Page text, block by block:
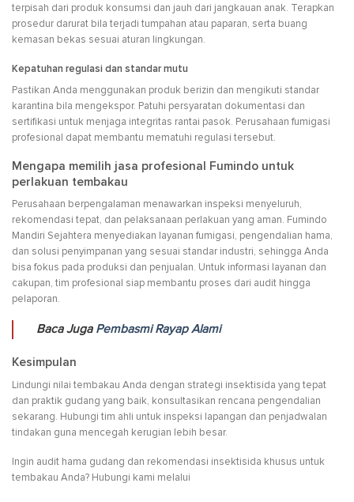
terpisah dari produk konsumsi dan jauh dari jangkauan anak. Terapkan
prosedur darurat bila terjadi tumpahan atau paparan, serta buang
kemasan bekas sesuai aturan lingkungan.
Kepatuhan regulasi dan standar mutu
Pastikan Anda menggunakan produk berizin dan mengikuti standar
karantina bila mengekspor. Patuhi persyaratan dokumentasi dan
sertifikasi untuk menjaga integritas rantai pasok. Perusahaan fumigasi
profesional dapat membantu mematuhi regulasi tersebut.
Mengapa memilih jasa profesional Fumindo untuk
perlakuan tembakau
Perusahaan berpengalaman menawarkan inspeksi menyeluruh,
rekomendasi tepat, dan pelaksanaan perlakuan yang aman. Fumindo
Mandiri Sejahtera menyediakan layanan fumigasi, pengendalian hama,
dan solusi penyimpanan yang sesuai standar industri, sehingga Anda
bisa fokus pada produksi dan penjualan. Untuk informasi layanan dan
cakupan, tim profesional siap membantu proses dari audit hingga
pelaporan.
Baca Juga Pembasmi Rayap Alami
Kesimpulan
Lindungi nilai tembakau Anda dengan strategi insektisida yang tepat
dan praktik gudang yang baik, konsultasikan rencana pengendalian
sekarang. Hubungi tim ahli untuk inspeksi lapangan dan penjadwalan
tindakan guna mencegah kerugian lebih besar.
Ingin audit hama gudang dan rekomendasi insektisida khusus untuk
tembakau Anda? Hubungi kami melalui